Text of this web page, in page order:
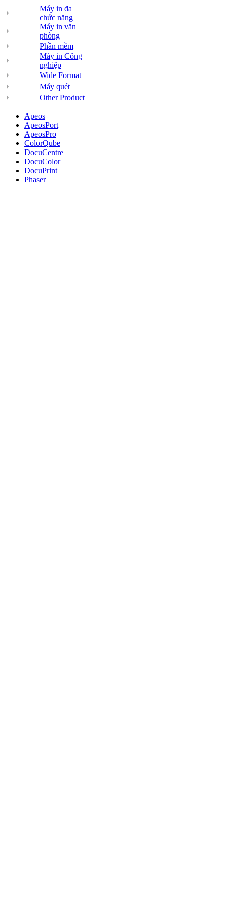
Máy in đa
chức năng
Máy in văn
phòng
Phần mềm
Máy in Công
nghiệp
Wide Format
Máy quét
Other Product
Apeos
ApeosPort
ApeosPro
ColorQube
DocuCentre
DocuColor
DocuPrint
Phaser